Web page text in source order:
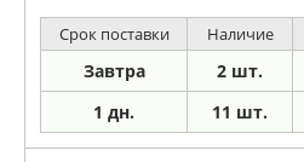
Срок поставки Наличие
Завтра 2 шт.
1 дн. 11 шт.